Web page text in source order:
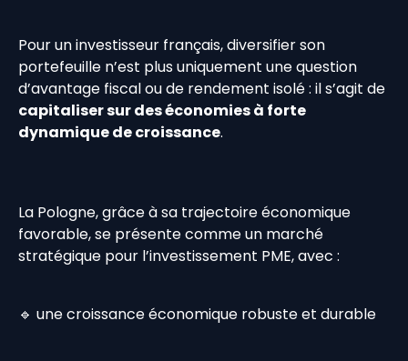
Pour un investisseur français, diversifier son
portefeuille n’est plus uniquement une question
d’avantage fiscal ou de rendement isolé : il s’agit de
capitaliser sur des économies à forte
dynamique de croissance.
La Pologne, grâce à sa trajectoire économique
favorable, se présente comme un marché
stratégique pour l’investissement PME, avec :
🔹 une croissance économique robuste et durable